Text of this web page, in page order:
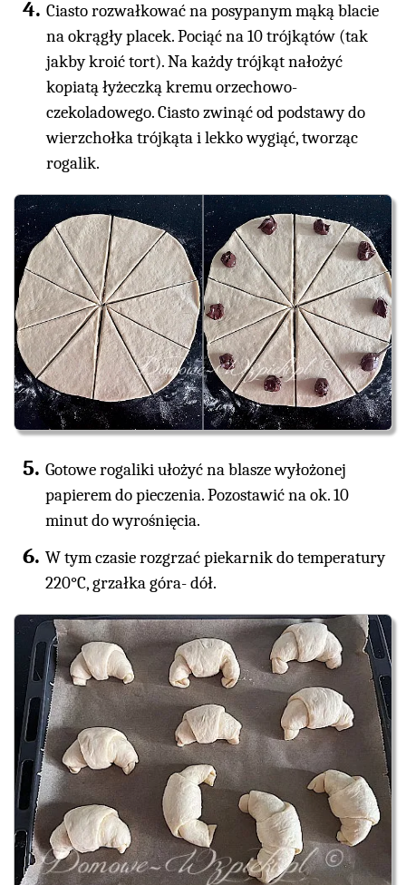
Ciasto rozwałkować na posypanym mąką blacie
na okrągły placek. Pociąć na 10 trójkątów (tak
jakby kroić tort). Na każdy trójkąt nałożyć
kopiatą łyżeczką kremu orzechowo-
czekoladowego. Ciasto zwinąć od podstawy do
wierzchołka trójkąta i lekko wygiąć, tworząc
rogalik.
Gotowe rogaliki ułożyć na blasze wyłożonej
papierem do pieczenia. Pozostawić na ok. 10
minut do wyrośnięcia.
W tym czasie rozgrzać piekarnik do temperatury
220°C, grzałka góra- dół.